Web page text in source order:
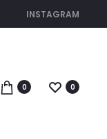
INSTAGRAM
0 0